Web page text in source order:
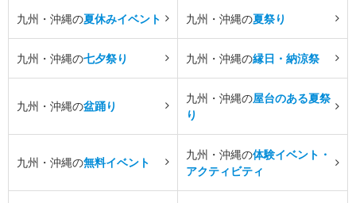
九州・沖縄の夏休みイベント 九州・沖縄の夏祭り
九州・沖縄の七夕祭り 九州・沖縄の縁日・納涼祭
九州・沖縄の盆踊り
九州・沖縄の屋台のある夏祭
り
九州・沖縄の無料イベント
九州・沖縄の体験イベント・
アクティビティ